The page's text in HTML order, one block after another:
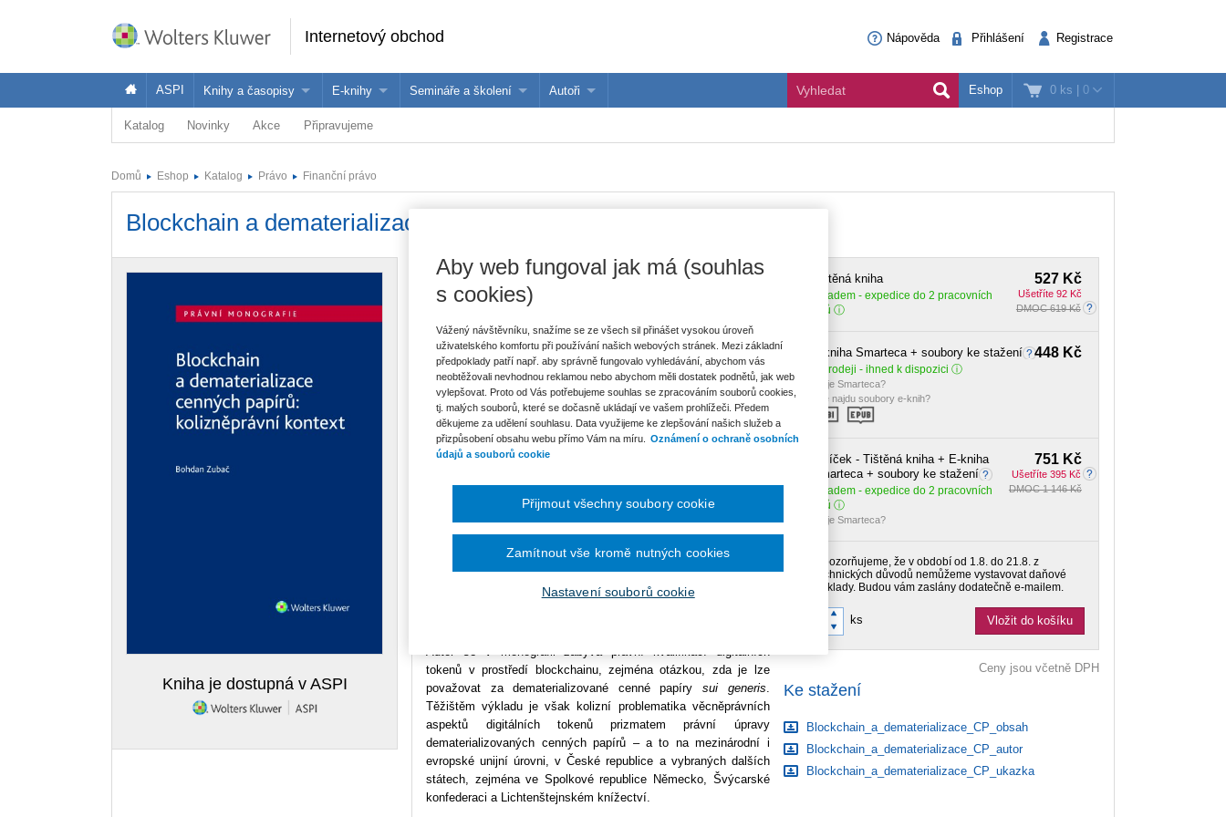
Internetový obchod Nápověda Přihlášení Registrace
0 ks | 0
ASPI Knihy a časopisy
Knihy
E-knihy
Jak na naše e-knihy?
Půjčit si e-knihu
Semináře a školení Autoři Eshop
Katalog Novinky Akce Připravujeme
Domů Eshop Katalog Právo Finanční právo
Blockchain a dematerializace cenných papírů: kolizněprávní kontext
Kniha je dostupná v ASPI
527 Kč
Ušetříte 92 Kč
DMOC 619 Kč
Tištěná kniha
Skladem - expedice do 2 pracovních
dnů
448 Kč
E-kniha Smarteca + soubory ke stažení
V prodeji - ihned k dispozici
Co je Smarteca?
Kde najdu soubory e-knih?
751 Kč
Ušetříte 395 Kč
DMOC 1 146 Kč
Balíček - Tištěná kniha + E-kniha
Smarteca + soubory ke stažení
Skladem - expedice do 2 pracovních
dnů
Co je Smarteca?
Upozorňujeme, že v období od 1.8. do 21.8. z
technických důvodů nemůžeme vystavovat daňové
doklady. Budou vám zaslány dodatečně e-mailem.
ks Vložit do košíku
Ceny jsou včetně DPH
Ke stažení
Blockchain_a_dematerializace_CP_obsah
Blockchain_a_dematerializace_CP_autor
Blockchain_a_dematerializace_CP_ukazka
Vydavatel Wolters Kluwer
Typ publikace monografie
Datum vydání 7/2025
Vazba brožovaná
Počet stran 212
978-80-286-0308-3
současné doby a průřezově ovlivňuje různé sféry společnosti.
Má také významný právně-společenský kontext, mimo jiné
Autor se v monografii zabývá právní kvalifikací digitálních
tokenů v prostředí blockchainu, zejména otázkou, zda je lze
považovat za dematerializované cenné papírysui generis.
Těžištěm výkladu je však kolizní problematika věcněprávních
aspektů digitálních tokenů prizmatem právní úpravy
dematerializovaných cenných papírů – a to na mezinárodní i
evropské unijní úrovni, v České republice a vybraných dalších
státech, zejména ve Spolkové republice Německo, Švýcarské
konfederaci a Lichtenštejnském knížectví.
Aby web fungoval jak má (souhlas
s cookies)
Vážený návštěvníku, snažíme se ze všech sil přinášet vysokou úroveň
uživatelského komfortu při používání našich webových stránek. Mezi základní
předpoklady patří např. aby správně fungovalo vyhledávání, abychom vás
neobtěžovali nevhodnou reklamou nebo abychom měli dostatek podnětů, jak web
vylepšovat. Proto od Vás potřebujeme souhlas se zpracováním souborů cookies,
tj. malých souborů, které se dočasně ukládají ve vašem prohlížeči. Předem
děkujeme za udělení souhlasu. Data využijeme ke zlepšování našich služeb a
přizpůsobení obsahu webu přímo Vám na míru.
Oznámení o ochraně osobních
údajů a souborů cookie
Nastavení souborů cookie
Zamítnout vše kromě nutných cookies
Přijmout všechny soubory cookie